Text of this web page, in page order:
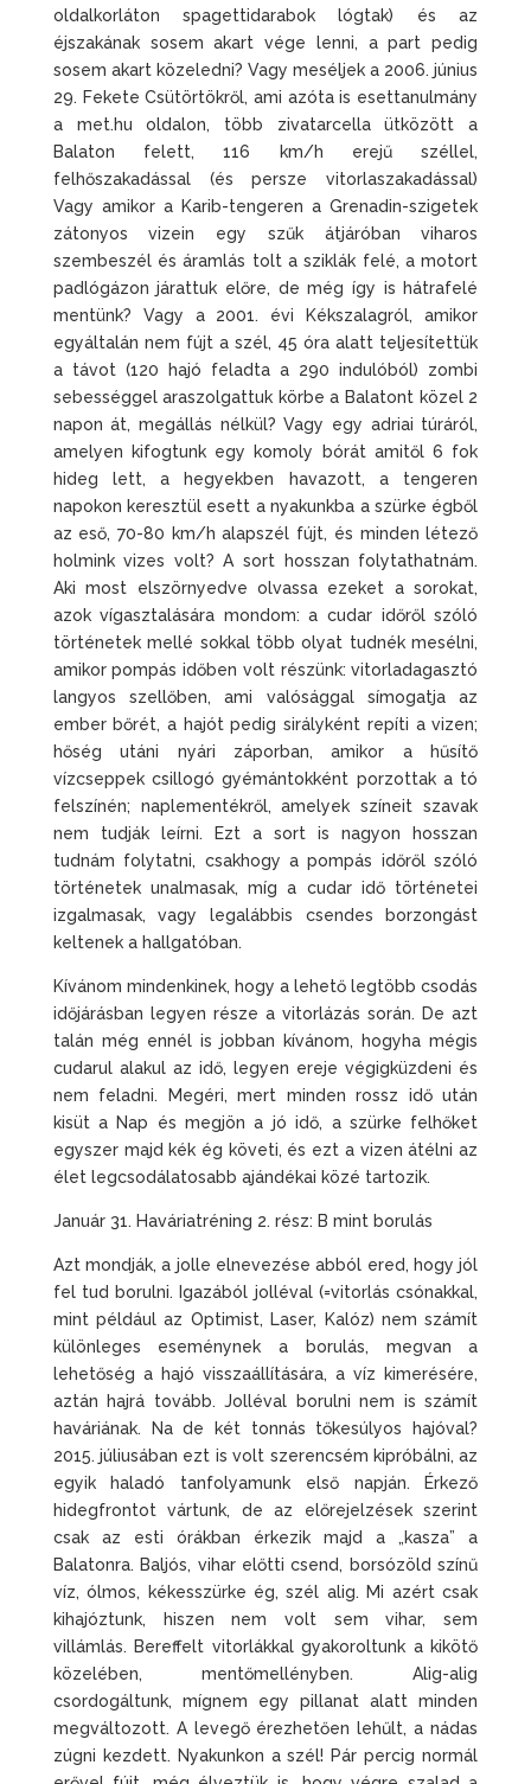
oldalkorláton spagettidarabok lógtak) és az
éjszakának sosem akart vége lenni, a part pedig
sosem akart közeledni? Vagy meséljek a 2006. június
29. Fekete Csütörtökről, ami azóta is esettanulmány
a met.hu oldalon, több zivatarcella ütközött a
Balaton felett, 116 km/h erejű széllel,
felhőszakadással (és persze vitorlaszakadással)
Vagy amikor a Karib-tengeren a Grenadin-szigetek
zátonyos vizein egy szűk átjáróban viharos
szembeszél és áramlás tolt a sziklák felé, a motort
padlógázon járattuk előre, de még így is hátrafelé
mentünk? Vagy a 2001. évi Kékszalagról, amikor
egyáltalán nem fújt a szél, 45 óra alatt teljesítettük
a távot (120 hajó feladta a 290 indulóból) zombi
sebességgel araszolgattuk körbe a Balatont közel 2
napon át, megállás nélkül? Vagy egy adriai túráról,
amelyen kifogtunk egy komoly bórát amitől 6 fok
hideg lett, a hegyekben havazott, a tengeren
napokon keresztül esett a nyakunkba a szürke égből
az eső, 70-80 km/h alapszél fújt, és minden létező
holmink vizes volt? A sort hosszan folytathatnám.
Aki most elszörnyedve olvassa ezeket a sorokat,
azok vígasztalására mondom: a cudar időről szóló
történetek mellé sokkal több olyat tudnék mesélni,
amikor pompás időben volt részünk: vitorladagasztó
langyos szellőben, ami valósággal símogatja az
ember bőrét, a hajót pedig sirályként repíti a vizen;
hőség utáni nyári záporban, amikor a hűsítő
vízcseppek csillogó gyémántokként porzottak a tó
felszínén; naplementékről, amelyek színeit szavak
nem tudják leírni. Ezt a sort is nagyon hosszan
tudnám folytatni, csakhogy a pompás időről szóló
történetek unalmasak, míg a cudar idő történetei
izgalmasak, vagy legalábbis csendes borzongást
keltenek a hallgatóban.
Kívánom mindenkinek, hogy a lehető legtöbb csodás
időjárásban legyen része a vitorlázás során. De azt
talán még ennél is jobban kívánom, hogyha mégis
cudarul alakul az idő, legyen ereje végigküzdeni és
nem feladni. Megéri, mert minden rossz idő után
kisüt a Nap és megjön a jó idő, a szürke felhőket
egyszer majd kék ég követi, és ezt a vizen átélni az
élet legcsodálatosabb ajándékai közé tartozik.
Január 31. Haváriatréning 2. rész: B mint borulás
Azt mondják, a jolle elnevezése abból ered, hogy jól
fel tud borulni. Igazából jolléval (=vitorlás csónakkal,
mint például az Optimist, Laser, Kalóz) nem számít
különleges eseménynek a borulás, megvan a
lehetőség a hajó visszaállítására, a víz kimerésére,
aztán hajrá tovább. Jolléval borulni nem is számít
haváriának. Na de két tonnás tőkesúlyos hajóval?
2015. júliusában ezt is volt szerencsém kipróbálni, az
egyik haladó tanfolyamunk első napján. Érkező
hidegfrontot vártunk, de az előrejelzések szerint
csak az esti órákban érkezik majd a „kasza” a
Balatonra. Baljós, vihar előtti csend, borsózöld színű
víz, ólmos, kékesszürke ég, szél alig. Mi azért csak
kihajóztunk, hiszen nem volt sem vihar, sem
villámlás. Bereffelt vitorlákkal gyakoroltunk a kikötő
közelében, mentőmellényben. Alig-alig
csordogáltunk, mígnem egy pillanat alatt minden
megváltozott. A levegő érezhetően lehűlt, a nádas
zúgni kezdett. Nyakunkon a szél! Pár percig normál